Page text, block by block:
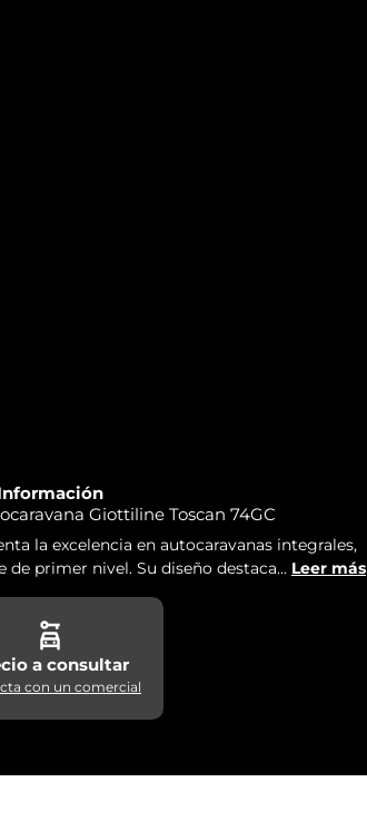
Giottiline Toscan 74GC
la excelencia en autocaravanas integrales,
primer nivel. Su diseño destaca... Leer más
a consultar
con un comercial